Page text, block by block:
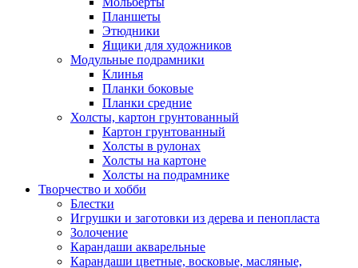
Планшеты
Этюдники
Ящики для художников
Модульные подрамники
Клинья
Планки боковые
Планки средние
Холсты, картон грунтованный
Картон грунтованный
Холсты в рулонах
Холсты на картоне
Холсты на подрамнике
Творчество и хобби
Блестки
Игрушки и заготовки из дерева и пенопласта
Золочение
Карандаши акварельные
Карандаши цветные, восковые, масляные,